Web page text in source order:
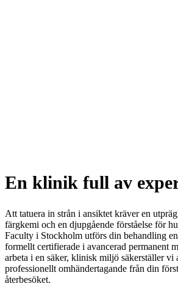
En klinik full av
Att tatuera in strån i ansiktet kräver en
färgkemi och en djupgående förståelse för
Faculty i Stockholm utförs din behandling
formellt certifierade i avancerad permanent
arbeta i en säker, klinisk miljö säkerställer vi
professionellt omhändertagande från din
återbesöket.